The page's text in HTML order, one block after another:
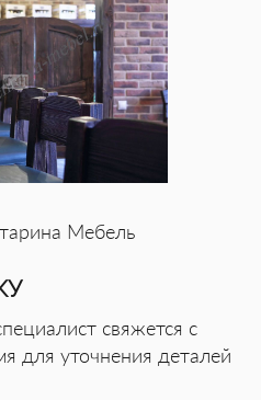
Мебель
свяжется с
для уточнения деталей